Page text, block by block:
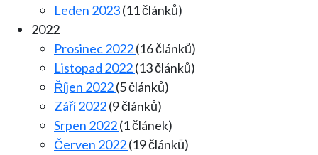
Leden 2023(11 článků)
2022
Prosinec 2022(16 článků)
Listopad 2022(13 článků)
Říjen 2022(5 článků)
Září 2022(9 článků)
Srpen 2022(1 článek)
Červen 2022(19 článků)